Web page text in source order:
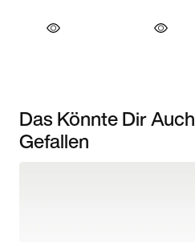
Das Könnte Dir Auch
Gefallen